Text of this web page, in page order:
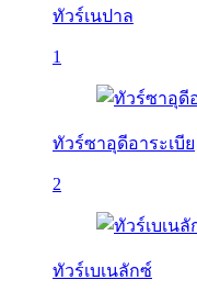
ทัวร์เนปาล
1
ทัวร์ซาอุดีอาระเบีย
2
ทัวร์เบเนลักซ์